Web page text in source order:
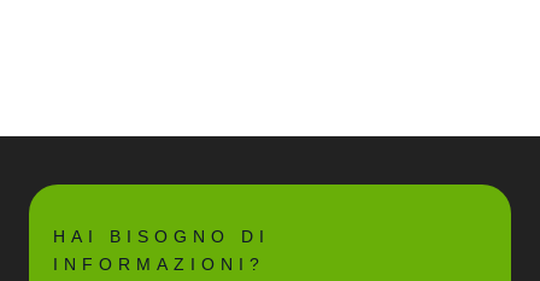
HAI BISOGNO DI
INFORMAZIONI?